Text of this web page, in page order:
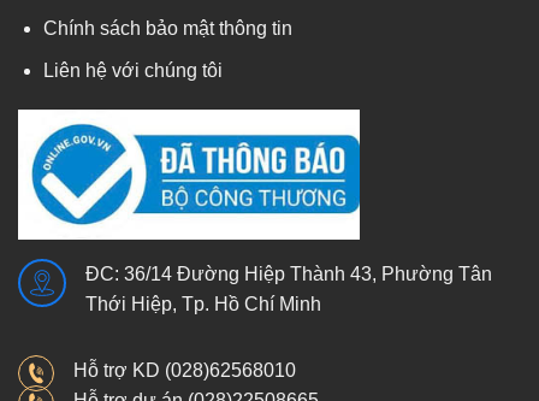
Chính sách bảo mật thông tin
Liên hệ với chúng tôi
ĐC: 36/14 Đường Hiệp Thành 43, Phường Tân
Thới Hiệp, Tp. Hồ Chí Minh
Hỗ trợ KD (028)62568010